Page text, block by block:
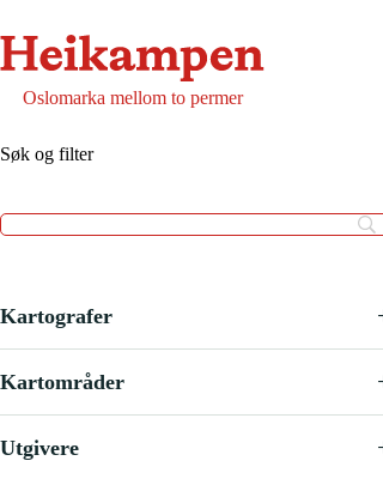
innholdet
Oslomarka mellom to permer
Søk og filter
Kartografer
Kartområder
Utgivere